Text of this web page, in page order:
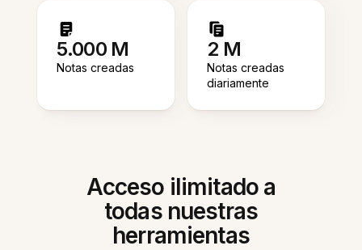
5.000 M
Notas creadas
2 M
Notas creadas
diariamente
Acceso ilimitado a
todas nuestras
herramientas